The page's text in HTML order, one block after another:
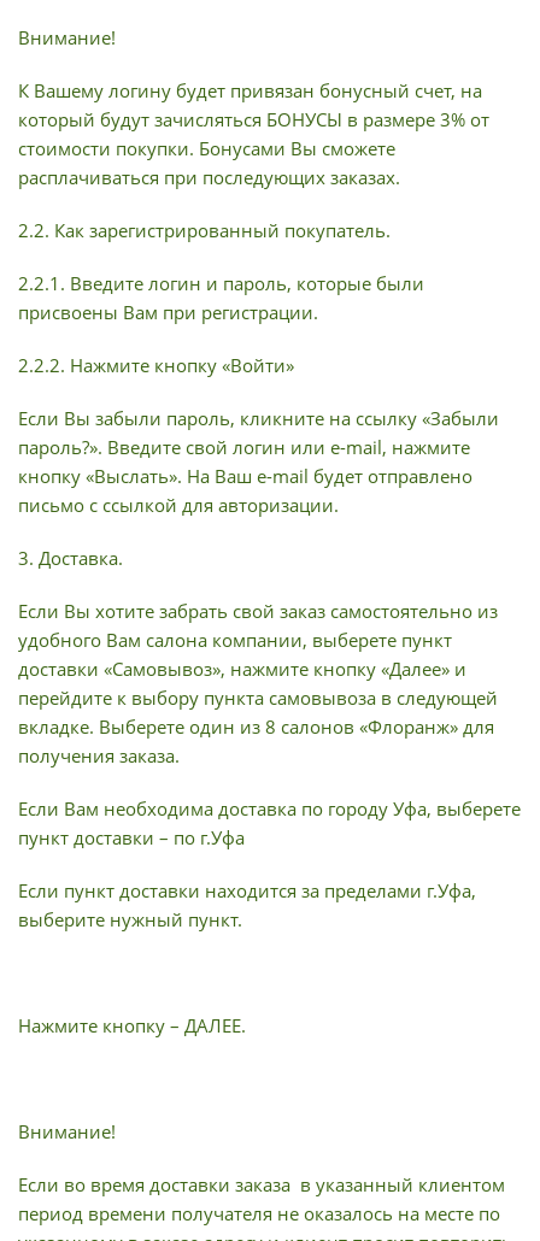
Внимание!
К Вашему логину будет привязан бонусный счет, на
который будут зачисляться БОНУСЫ в размере 3% от
стоимости покупки. Бонусами Вы сможете
расплачиваться при последующих заказах.
2.2. Как зарегистрированный покупатель.
2.2.1. Введите логин и пароль, которые были
присвоены Вам при регистрации.
2.2.2. Нажмите кнопку «Войти»
Если Вы забыли пароль, кликните на ссылку «Забыли
пароль?». Введите свой логин или e-mail, нажмите
кнопку «Выслать». На Ваш e-mail будет отправлено
письмо с ссылкой для авторизации.
3. Доставка.
Если Вы хотите забрать свой заказ самостоятельно из
удобного Вам салона компании, выберете пункт
доставки «Самовывоз», нажмите кнопку «Далее» и
перейдите к выбору пункта самовывоза в следующей
вкладке. Выберете один из 8 салонов «Флоранж» для
получения заказа.
Если Вам необходима доставка по городу Уфа, выберете
пункт доставки – по г.Уфа
Если пункт доставки находится за пределами г.Уфа,
выберите нужный пункт.
Нажмите кнопку – ДАЛЕЕ.
Внимание!
Если во время доставки заказа в указанный клиентом
период времени получателя не оказалось на месте по